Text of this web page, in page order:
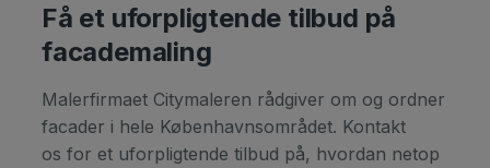
Få et uforpligtende tilbud på
facademaling
Malerfirmaet Citymaleren rådgiver om og ordner
facader i hele Københavnsområdet. Kontakt
os for et uforpligtende tilbud på, hvordan netop